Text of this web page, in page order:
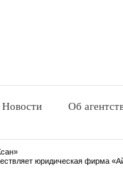
Новости Об
юридическая фирма